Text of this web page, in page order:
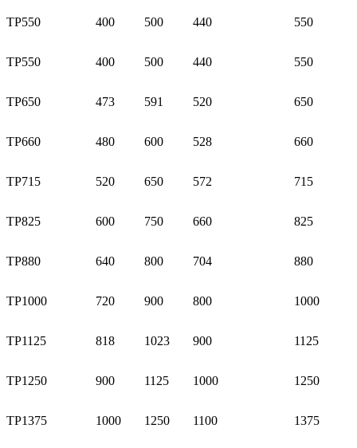
TP550 400 500 440 550
TP550 400 500 440 550
TP650 473 591 520 650
TP660 480 600 528 660
TP715 520 650 572 715
TP825 600 750 660 825
TP880 640 800 704 880
TP1000 720 900 800 1000
TP1125 818 1023 900 1125
TP1250 900 1125 1000 1250
TP1375 1000 1250 1100 1375